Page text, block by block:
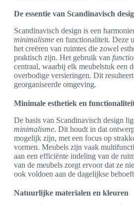
De essentie van Scandinavisch
Scandinavisch design is een
minimalisme en functionaliteit. Deze
het creëren van ruimtes die zowel
praktisch zijn. Het gebruik van
centraal, waarbij elk meubelstuk een
overbodige versieringen. Dit
georganiseerde omgeving.
Minimale esthetiek en
De basis van Scandinavisch design
minimalisme. Dit houdt in dat
mogelijk zijn, met een focus op
vormen. Meubels zijn vaak
aan een efficiënte indeling van de
van de meubels zorgt ervoor dat ze
ook voldoen aan de dagelijkse
Natuurlijke materialen en kleuren